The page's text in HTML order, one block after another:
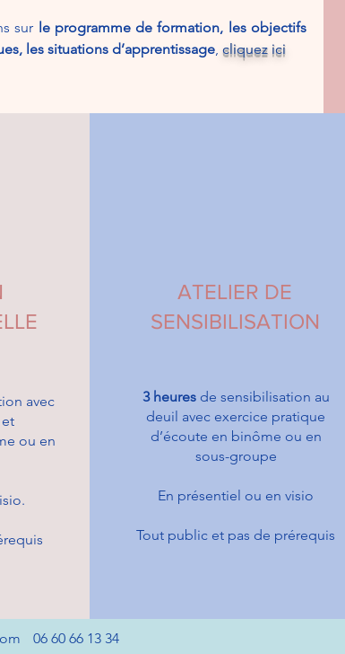
sur le programme de formation, les objectifs
les situations d’apprentissage, cliquez ici
avec
ou en
ATELIER DE
SENSIBILISATION
3 heures de sensibilisation au
deuil avec exercice pratique
d’écoute en binôme ou en
sous-groupe
En présentiel ou en visio
Tout public et pas de prérequis
06 60 66 13 34